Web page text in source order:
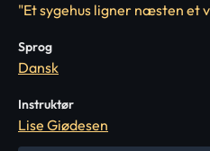
"Et sygehus ligner næsten et
Sprog
Dansk
Instruktør
Lise Giødesen